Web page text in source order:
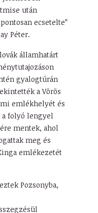
után
ecsetelte”
Péter.
államhatárt
gyalogtúrán
a Vörös
emlékhelyét és
a folyó lengyel
mentek, ahol
meg és
emlékezetét
Pozsonyba,